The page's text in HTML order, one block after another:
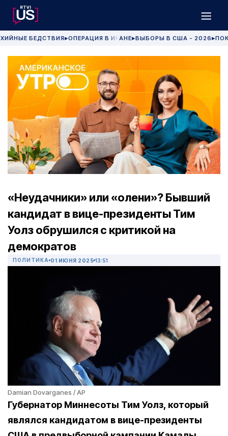
БЕДСТВИЯ▶ОПЕРАЦИЯ В ИРАНЕ▶ВЫБОРЫ В США - 2026 ▶
«Неудачники» или «олени»? Бывший
кандидат в вице-президенты Тим
Уолз обрушился с критикой на
демократов
ПОЛИТИКА 01 ИЮНЯ 2025 13:51
Damian Dovarganes / AP
Губернатор Миннесоты Тим Уолз, который
являлся кандидатом в вице-президенты